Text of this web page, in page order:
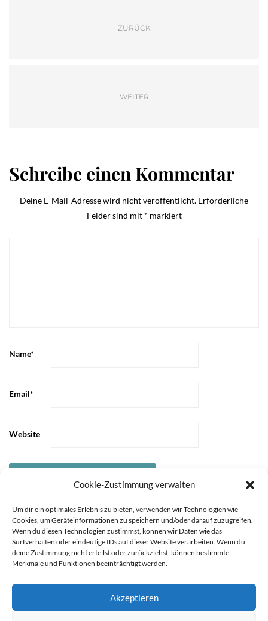
Cookie-Zustimmung verwalten
Um dir ein optimales Erlebnis zu bieten, verwenden wir Technologien wie
Cookies, um Geräteinformationen zu speichern und/oder darauf zuzugreifen.
Wenn du diesen Technologien zustimmst, können wir Daten wie das
Surfverhalten oder eindeutige IDs auf dieser Website verarbeiten. Wenn du
deine Zustimmung nicht erteilst oder zurückziehst, können bestimmte
Merkmale und Funktionen beeinträchtigt werden.
Akzeptieren
ZURÜCK
WEITER
Schreibe einen Kommentar
Deine E-Mail-Adresse wird nicht veröffentlicht. Erforderliche
Felder sind mit * markiert
Name*
Email*
Website
STARTSEITE ÜBER
Sie können die Erfassung Ihrer Daten durch Google Analytics